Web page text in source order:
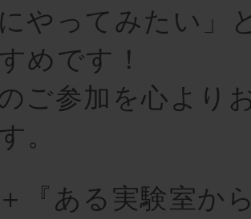
やってみたい」
めです！
ご参加を心より
。
『ある実験室か